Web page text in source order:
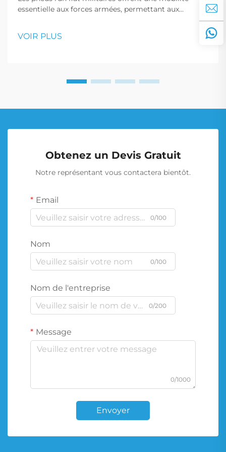
essentielle aux forces armées, permettant aux
véhicules de continuer à avancer après une crevaison,
ce qui est crucial pour les manœuvres tactiques et les
interventions d'urgence.
VOIR PLUS
Obtenez un Devis Gratuit
Notre représentant vous contactera bientôt.
Email
0/100
Nom
0/100
Nom de l'entreprise
0/200
Message
0/1000
Envoyer